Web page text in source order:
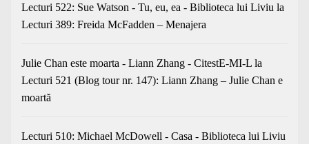
Lecturi 522: Sue Watson - Tu, eu, ea - Biblioteca lui Liviu la
Lecturi 389: Freida McFadden – Menajera
Julie Chan este moarta - Liann Zhang - CitestE-MI-L la
Lecturi 521 (Blog tour nr. 147): Liann Zhang – Julie Chan e
moartă
Lecturi 510: Michael McDowell - Casa - Biblioteca lui Liviu